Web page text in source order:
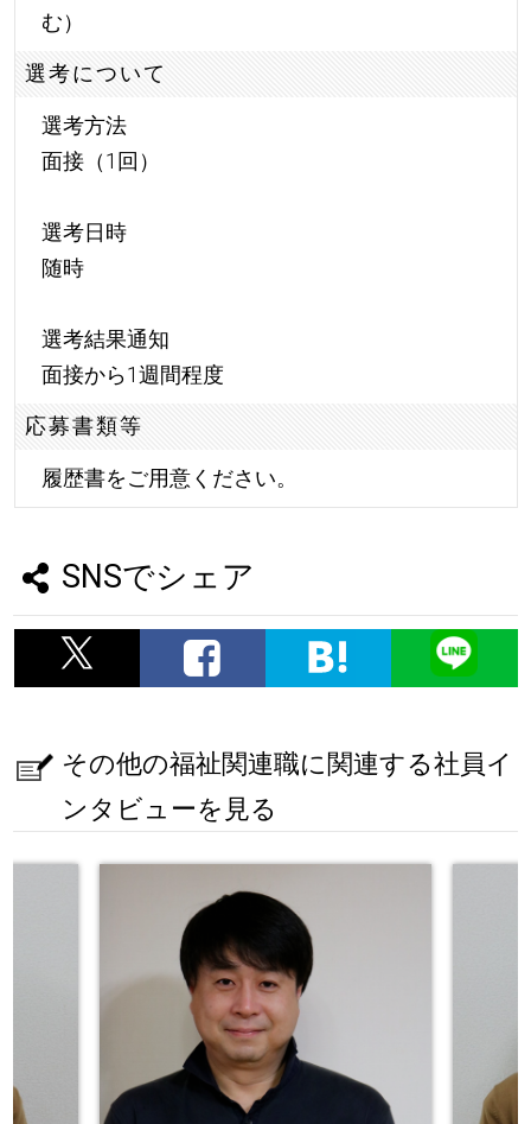
む）
選考について
選考方法
面接（1回）
選考日時
随時
選考結果通知
面接から1週間程度
応募書類等
履歴書をご用意ください。
SNSでシェア
その他の福祉関連職に関連する社員イ
ンタビューを見る